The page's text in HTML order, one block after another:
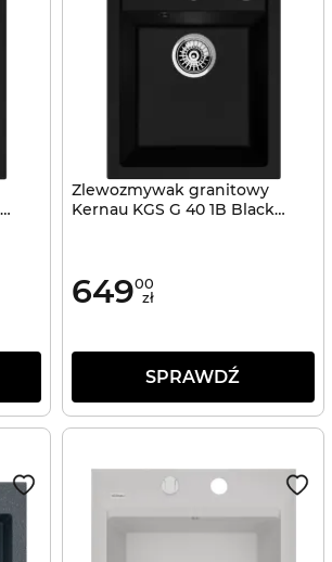
Zlewozmywak granitowy
Kernau KGS G 40 1B Black
64900
zł
SPRAWDŹ